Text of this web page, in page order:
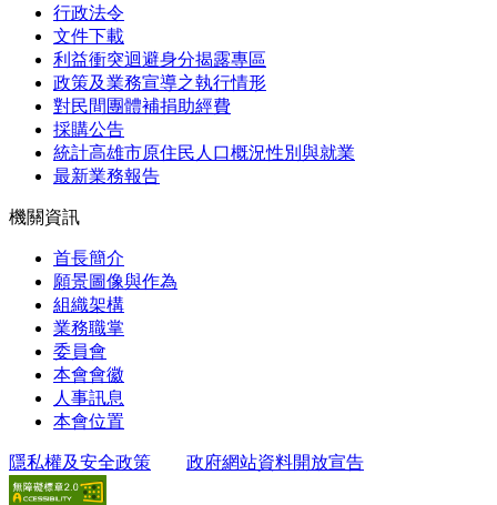
行政法令
文件下載
利益衝突迴避身分揭露專區
政策及業務宣導之執行情形
對民間團體補捐助經費
採購公告
統計高雄市原住民人口概況性別與就業
最新業務報告
機關資訊
首長簡介
願景圖像與作為
組織架構
業務職掌
委員會
本會會徽
人事訊息
本會位置
隱私權及安全政策 政府網站資料開放宣告